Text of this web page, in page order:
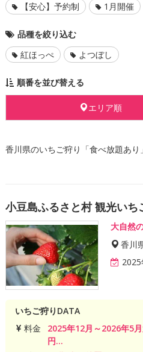
【安心】予約制
1月開催
品種を絞り込む
紅ほっぺ
よつぼし
順番を並び替える
エリア順
香川県のいちご狩り「食べ放題あり」
小豆島ふるさと村 観光いち
大自然
香川
いちご狩りDATA
料金
2025年12月～2026年5
円...